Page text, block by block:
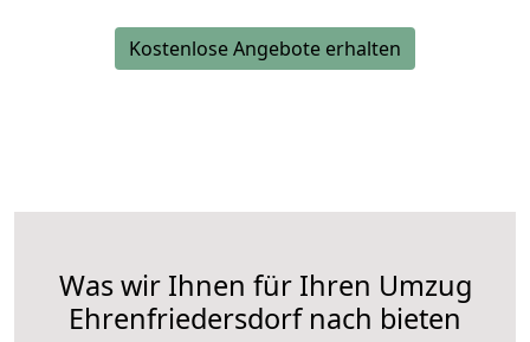
Kostenlose Angebote erhalten
Was wir Ihnen für Ihren Umzug
Ehrenfriedersdorf nach bieten